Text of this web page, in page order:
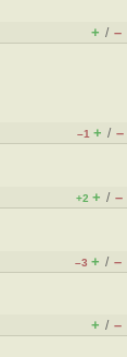
+ / –
–1 + / –
+2 + / –
–3 + / –
+ / –